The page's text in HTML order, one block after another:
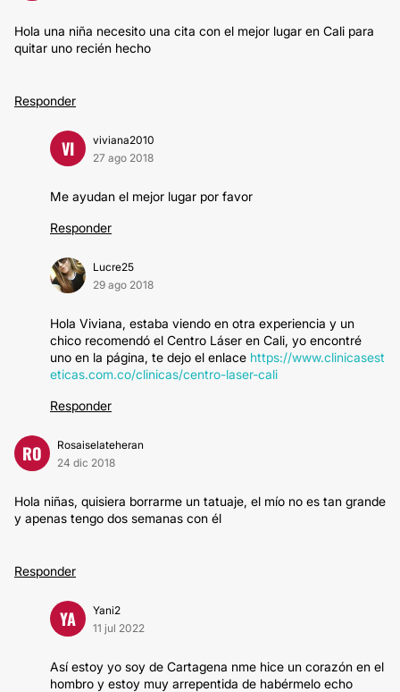
Hola una niña necesito una cita con el mejor lugar en Cali para
quitar uno recién hecho
Responder
VI
viviana2010
27 ago 2018
Me ayudan el mejor lugar por favor
Responder
Lucre25
29 ago 2018
Hola Viviana, estaba viendo en otra experiencia y un
chico recomendó el Centro Láser en Cali, yo encontré
uno en la página, te dejo el enlace https://www.clinicasest
eticas.com.co/clinicas/centro-laser-cali
Responder
RO
Rosaiselateheran
24 dic 2018
Hola niñas, quisiera borrarme un tatuaje, el mío no es tan grande
y apenas tengo dos semanas con él
Responder
YA
Yani2
11 jul 2022
Así estoy yo soy de Cartagena nme hice un corazón en el
hombro y estoy muy arrepentida de habérmelo echo